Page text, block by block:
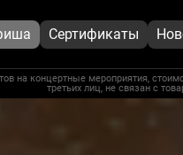
Сертификаты
на концертные мероприятия,
третьих лиц, не связан с